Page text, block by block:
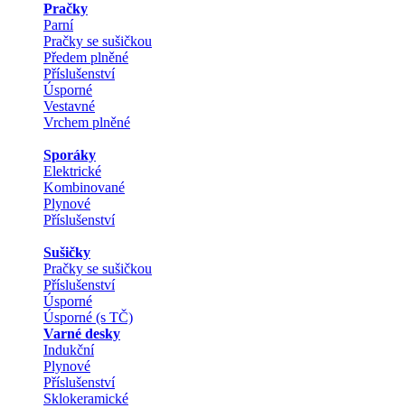
Pračky
Parní
Pračky se sušičkou
Předem plněné
Příslušenství
Úsporné
Vestavné
Vrchem plněné
Sporáky
Elektrické
Kombinované
Plynové
Příslušenství
Sušičky
Pračky se sušičkou
Příslušenství
Úsporné
Úsporné (s TČ)
Varné desky
Indukční
Plynové
Příslušenství
Sklokeramické